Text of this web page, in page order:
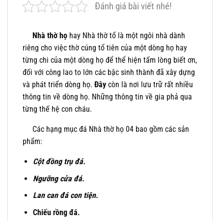
Đánh giá bài viết nhé!
Nhà thờ họ hay Nhà thờ tổ là một ngôi nhà dành
riêng cho việc thờ cúng tổ tiên của một dòng họ hay
từng chi của một dòng họ để thể hiện tấm lòng biết ơn,
đối với công lao to lớn các bậc sinh thành đã xây dựng
và phát triển dòng họ. Đây còn là nơi lưu trữ rất nhiều
thông tin về dòng họ. Những thông tin về gia phả qua
từng thế hệ con cháu.
Các hạng mục đá Nhà thờ họ 04 bao gồm các sản
phẩm:
Cột đồng trụ đá.
Ngưỡng cửa đá.
Lan can đá con tiện.
Chiếu rồng đá.